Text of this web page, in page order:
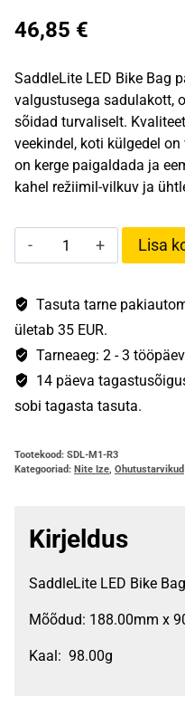
46,85 €
SaddleLite LED Bike Bag
valgustusega sadulakott,
sõidad turvaliselt.
veekindel, koti külgedel
on kerge paigaldada ja
kahel režiimil-vilkuv ja
NiteIze
SaddleLit
Bag-
LED
valgustusega
rattakott
kogus
Lisa
Tasuta tarne
ületab 35 EUR.
Tarneaeg: 2 - 3
14 päeva
sobi tagasta tasuta.
Tootekood: SDL-M1-R3
Kategooriad: Nite Ize, Ohutustarvikud
Kirjeldus
SaddleLite LED Bike
Mõõdud: 188.00mm x
Kaal: 98.00g